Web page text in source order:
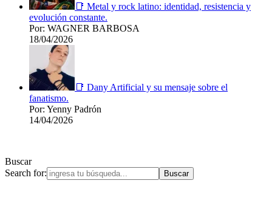
📑 Metal y rock latino: identidad, resistencia y
evolución constante.
Por: WAGNER BARBOSA
18/04/2026
📑 Dany Artificial y su mensaje sobre el
fanatismo.
Por: Yenny Padrón
14/04/2026
Buscar
Search for: